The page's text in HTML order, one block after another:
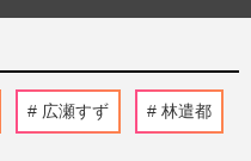
広瀬すず 林遣都